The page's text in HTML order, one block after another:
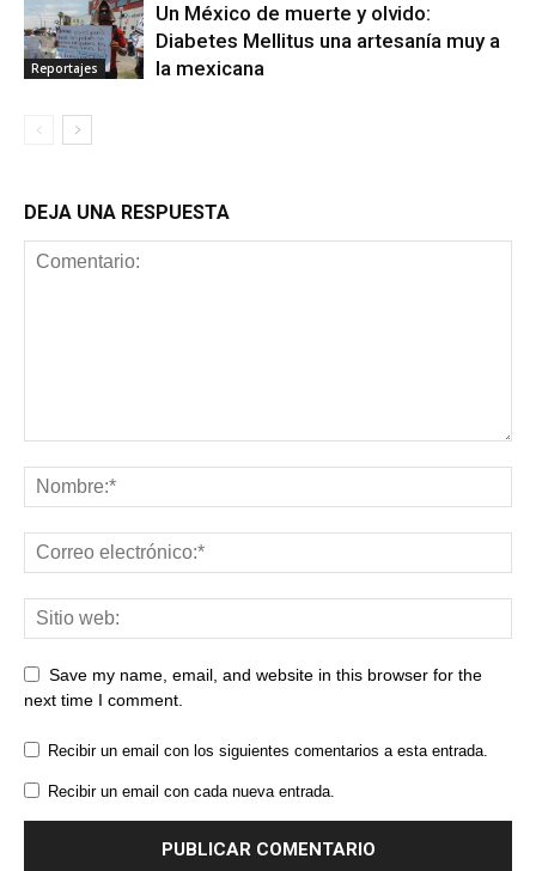
Reportajes
Un México de muerte y olvido:
Diabetes Mellitus una artesanía muy a
la mexicana
DEJA UNA RESPUESTA
Save my name, email, and website in this browser for the
next time I comment.
Recibir un email con los siguientes comentarios a esta entrada.
Recibir un email con cada nueva entrada.